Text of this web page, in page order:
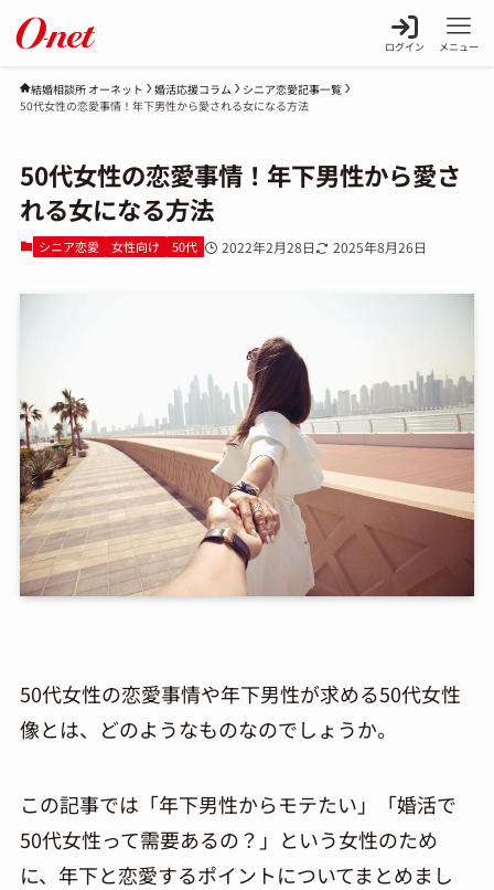
ログイン メニュー
結婚相談所 オーネット 婚活応援コラム
シニア恋愛記事一覧
50代女性の恋愛事情！年下男性から愛される女になる方法
50代女性の恋愛事情！年下男性から愛さ
れる女になる方法
シニア恋愛 女性向け 50代 2022年2月28日 2025年8月26日
50代女性の恋愛事情や年下男性が求める50代女性
像とは、どのようなものなのでしょうか。
この記事では「年下男性からモテたい」「婚活で
50代女性って需要あるの？」という女性のため
に、年下と恋愛するポイントについてまとめまし